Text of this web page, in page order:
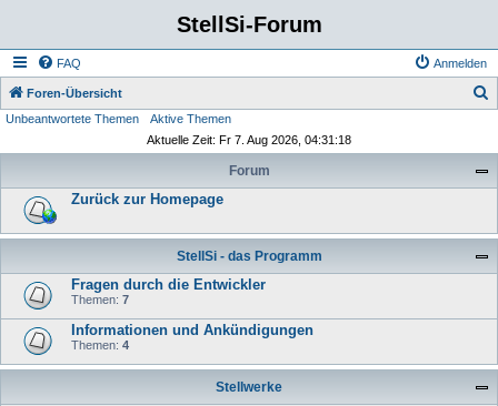
StellSi-Forum
FAQ Anmelden
Foren-Übersicht
Unbeantwortete Themen
Aktive Themen
Aktuelle Zeit: Fr 7. Aug 2026, 04:31:18
Forum
Zurück zur Homepage
StellSi - das Programm
Fragen durch die Entwickler
Themen: 7
Informationen und Ankündigungen
Themen: 4
Stellwerke